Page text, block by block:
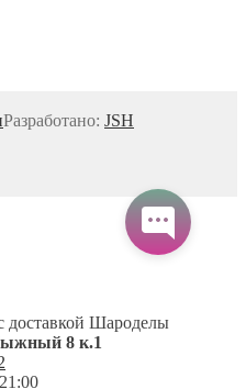
Разработано: JSH
Шароделы
8 к.1